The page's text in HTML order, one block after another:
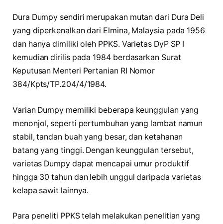
Dura Dumpy sendiri merupakan mutan dari Dura Deli
yang diperkenalkan dari Elmina, Malaysia pada 1956
dan hanya dimiliki oleh PPKS. Varietas DyP SP I
kemudian dirilis pada 1984 berdasarkan Surat
Keputusan Menteri Pertanian RI Nomor
384/Kpts/TP.204/4/1984.
Varian Dumpy memiliki beberapa keunggulan yang
menonjol, seperti pertumbuhan yang lambat namun
stabil, tandan buah yang besar, dan ketahanan
batang yang tinggi. Dengan keunggulan tersebut,
varietas Dumpy dapat mencapai umur produktif
hingga 30 tahun dan lebih unggul daripada varietas
kelapa sawit lainnya.
Para peneliti PPKS telah melakukan penelitian yang